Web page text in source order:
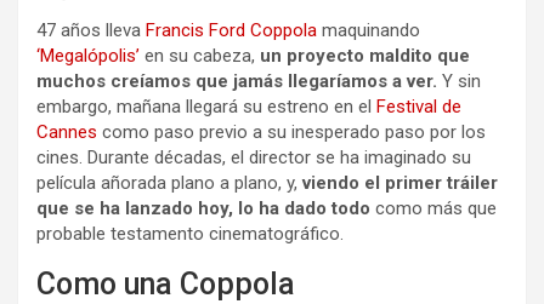
47 años lleva Francis Ford Coppola maquinando
‘Megalópolis’ en su cabeza, un proyecto maldito que
muchos creíamos que jamás llegaríamos a ver. Y sin
embargo, mañana llegará su estreno en el Festival de
Cannes como paso previo a su inesperado paso por los
cines. Durante décadas, el director se ha imaginado su
película añorada plano a plano, y,viendo el primer tráiler
que se ha lanzado hoy, lo ha dado todo como más que
probable testamento cinematográfico.
Como una Coppola